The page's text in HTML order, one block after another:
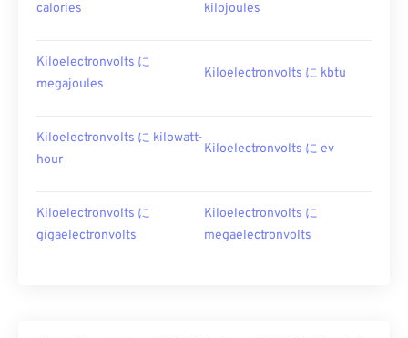
calories
kilojoules
Kiloelectronvolts に
megajoules
Kiloelectronvolts に kbtu
Kiloelectronvolts に kilowatt-
hour
Kiloelectronvolts に ev
Kiloelectronvolts に
gigaelectronvolts
Kiloelectronvolts に
megaelectronvolts